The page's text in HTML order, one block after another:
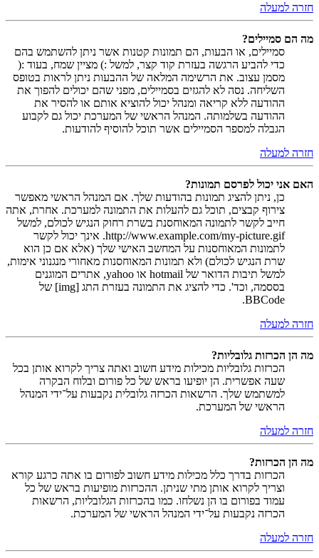
חזרה למעלה
מה הם סמיילים?
סמיילים, או הבעות, הם תמונות קטנות אשר ניתן להשתמש בהם
כדי להביע הרגשה בעזרת קוד קצר, למשל :) מציין שמח, בעוד :(
מסמן עצוב. את הרשימה המלאה של ההבעות ניתן לראות בטופס
השליחה. נסה לא להגזים בסמיילים, מפני שהם יכולים להפוך את
ההודעה ללא קריאה ומנהל יכול להוציא אותם או להסיר את
ההודעה בשלמותה. המנהל הראשי של המערכת יכול גם לקבוע
הגבלה למספר הסמיילים אשר תוכל להוסיף להודעות.
חזרה למעלה
האם אני יכול לפרסם תמונות?
כן, ניתן להציג תמונות בהודעות שלך. אם המנהל הראשי מאפשר
צירוף קבצים, תוכל גם להעלות את התמונה למערכת. אחרת, אתה
חייב לקשר לתמונה המאוחסנת בשרת רחוק הנגיש לכולם, למשל
http://www.example.com/my-picture.gif. אינך יכול לקשר
לתמונות המאוחסנות על המחשב האישי שלך (אלא אם כן הוא
שרת הנגיש לכולם) ולא תמונות המאוחסנות מאחורי מנגנוני אימות,
למשל תיבות הדואר של hotmail או yahoo, אתרים המוגנים
בססמה, וכד'. כדי להציג את התמונה בעזרת התג [img] של
BBCode.
חזרה למעלה
מה הן הכרזות גלובליות?
הכרזות גלובליות מכילות מידע חשוב ואתה צריך לקרוא אותן בכל
שעה אפשרית. הן יופיעו בראש של כל פורום ובלוח הבקרה
למשתמש שלך. הרשאות הכרזה גלובלית נקבעות על־ידי המנהל
הראשי של המערכת.
חזרה למעלה
מה הן הכרזות?
הכרזות בדרך כלל מכילות מידע חשוב לפורום בו אתה כרגע קורא
וצריך לקרוא אותן מתי שניתן. ההכרזות מופיעות בראש של כל
עמוד בפורום בו הן נשלחו. כמו בהכרזות הגלובליות, הרשאות
הכרזה נקבעות על־ידי המנהל הראשי של המערכת.
חזרה למעלה